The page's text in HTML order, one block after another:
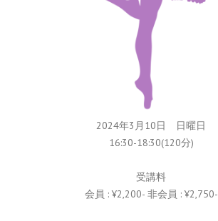
2024年3月10日 日曜日
16:30-18:30(120分)
受講料
会員 : ¥2,200- 非会員 : ¥2,750-